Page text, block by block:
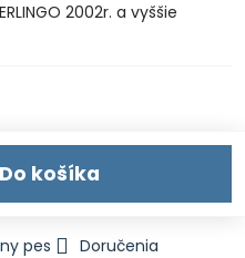
2002r. a vyššie
Do košíka
pes
Doručenia